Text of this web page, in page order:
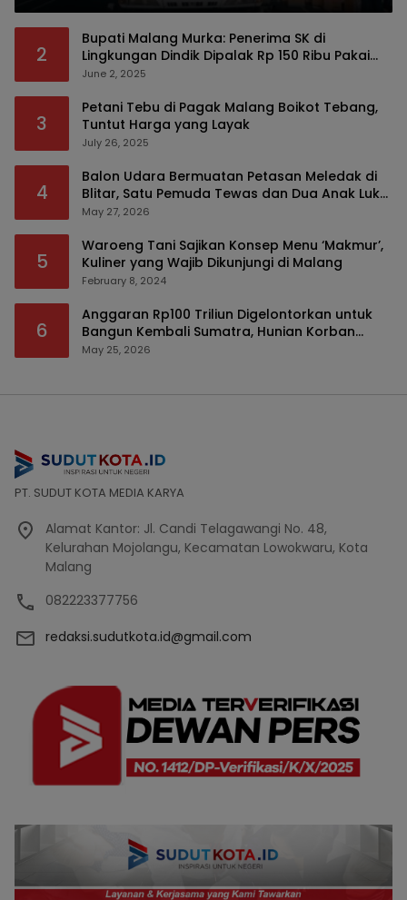
2
Bupati Malang Murka: Penerima SK di
Lingkungan Dindik Dipalak Rp 150 Ribu Pakai
Modus Tumpengan, KPK Turut Pantau
June 2, 2025
3
Petani Tebu di Pagak Malang Boikot Tebang,
Tuntut Harga yang Layak
July 26, 2025
4
Balon Udara Bermuatan Petasan Meledak di
Blitar, Satu Pemuda Tewas dan Dua Anak Luka
Serius
May 27, 2026
5
Waroeng Tani Sajikan Konsep Menu ‘Makmur’,
Kuliner yang Wajib Dikunjungi di Malang
February 8, 2024
6
Anggaran Rp100 Triliun Digelontorkan untuk
Bangun Kembali Sumatra, Hunian Korban
Bencana Bakal Difokuskan
May 25, 2026
PT. SUDUT KOTA MEDIA KARYA
Alamat Kantor: Jl. Candi Telagawangi No. 48,
Kelurahan Mojolangu, Kecamatan Lowokwaru, Kota
Malang
082223377756
redaksi.sudutkota.id@gmail.com